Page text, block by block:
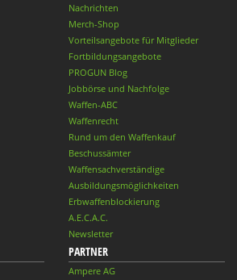
Nachrichten
Merch-Shop
Vorteilsangebote für Mitglieder
Fortbildungsangebote
PROGUN Blog
Jobbörse und Nachfolge
Waffen-ABC
Waffenrecht
Rund um den Waffenkauf
Beschussämter
Waffensachverständige
Ausbildungsmöglichkeiten
Erbwaffenblockierung
A.E.C.A.C.
Newsletter
PARTNER
Ampere AG